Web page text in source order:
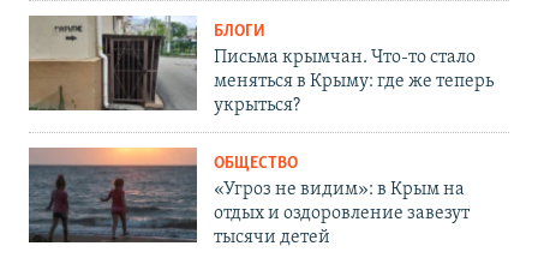
БЛОГИ
Письма крымчан. Что-то стало
меняться в Крыму: где же теперь
укрыться?
ОБЩЕСТВО
«Угроз не видим»: в Крым на
отдых и оздоровление завезут
тысячи детей